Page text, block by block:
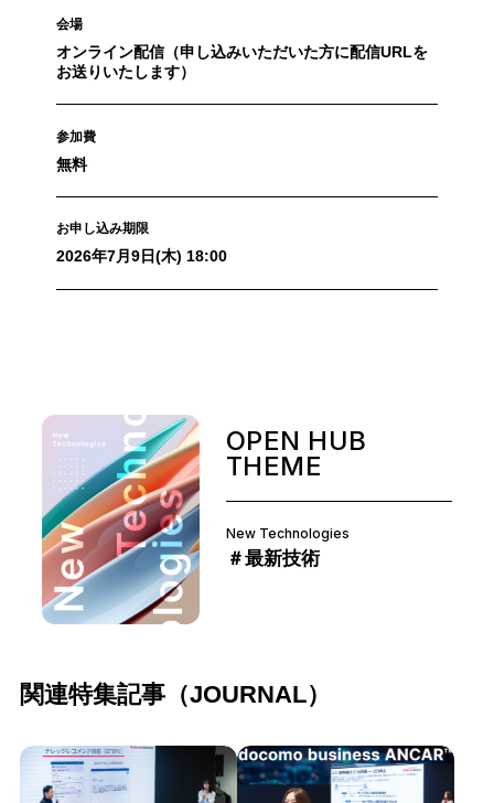
会場
オンライン配信（申し込みいただいた方に配信URLを
お送りいたします）
参加費
無料
お申し込み期限
2026年7月9日(木) 18:00
OPEN HUB
THEME
New Technologies
＃最新技術
関連特集記事（JOURNAL）